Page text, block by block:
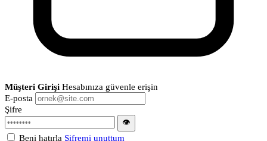
Müşteri Girişi Hesabınıza güvenle erişin
E-posta
Şifre
👁
Beni hatırla Şifremi unuttum